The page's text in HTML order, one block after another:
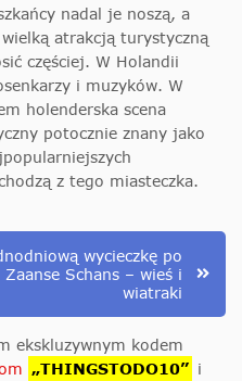
nadal je noszą, a
atrakcją turystyczną
częściej. W Holandii
i muzyków. W
holenderska scena
potocznie znany jako
z tego miasteczka.
wycieczkę po
Schans – wieś i
wiatraki
ekskluzywnym kodem
„THINGSTODO10” i